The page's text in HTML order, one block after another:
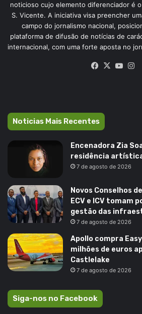
noticioso cujo elemento diferenciador é
S. Vicente. A iniciativa visa preencher
campo do jornalismo nacional,
plataforma de difusão de notícias de
internacional, com uma forte aposta no
Facebook
X
Noticias Mais Recentes
Encenadora Zia
residência
7 de agosto de 2026
Novos Conselhos
ECV e ICV tomam
gestão das
7 de agosto de 2026
Apollo compra
milhões de euros
Castlelake
7 de agosto de 2026
Siga-nos no Facebook